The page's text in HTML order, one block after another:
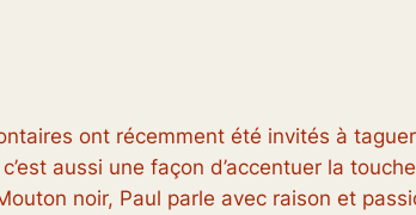
ont récemment été invités à
aussi une façon d’accentuer la
noir, Paul parle avec raison et